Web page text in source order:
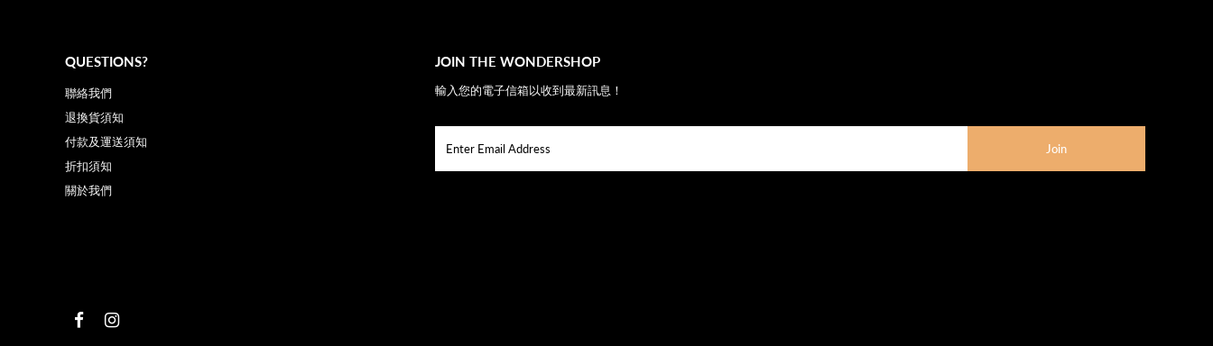
QUESTIONS?
聯絡我們
退換貨須知
付款及運送須知
折扣須知
關於我們
JOIN THE WONDERSHOP
輸入您的電子信箱以收到最新訊息！